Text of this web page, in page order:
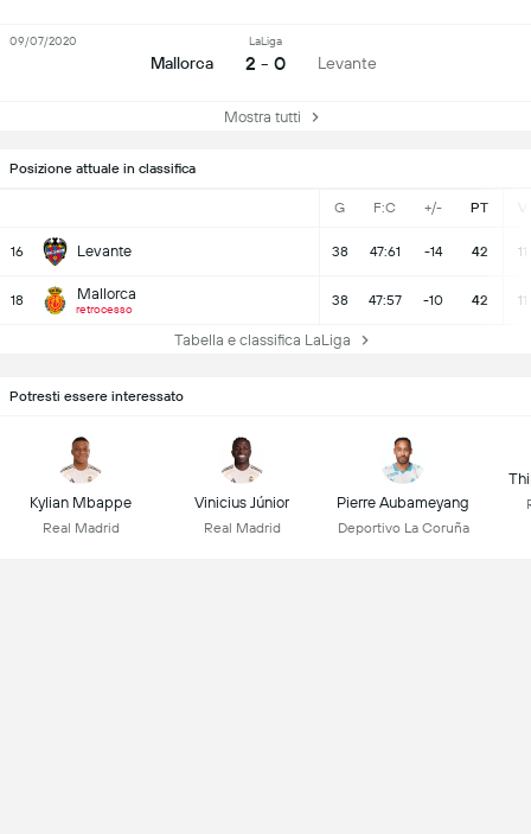
Posizione attuale in classifica
G F:C +/- PT V
16 Levante 38 47:61 -14 42 11
18 Mallorca
retrocesso
38 47:57 -10 42 11
Tabella e classifica LaLiga
Mallorca
LaLiga
2 - 0 Levante
09/07/2020
Mostra tutti
Potresti essere interessato
Kylian Mbappe
Real Madrid
Vinicius Júnior
Real Madrid
Pierre Aubameyang
Deportivo La Coruña